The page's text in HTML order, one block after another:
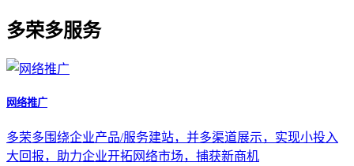
多荣多服务
网络推广
多荣多围绕企业产品/服务建站，并多渠道展示，实现小投入
大回报，助力企业开拓网络市场，捕获新商机